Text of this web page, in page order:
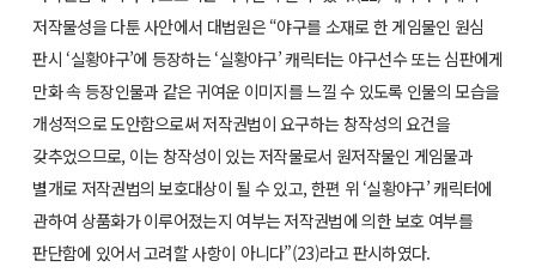
저작물성을 다툰 사안에서 대법원은 “야구를 소재로 한 게임물인 원심
판시 ‘실황야구’에 등장하는 ‘실황야구’ 캐릭터는 야구선수 또는 심판에게
만화 속 등장인물과 같은 귀여운 이미지를 느낄 수 있도록 인물의 모습을
개성적으로 도안함으로써 저작권법이 요구하는 창작성의 요건을
갖추었으므로, 이는 창작성이 있는 저작물로서 원저작물인 게임물과
별개로 저작권법의 보호대상이 될 수 있고, 한편 위 ‘실황야구’ 캐릭터에
관하여 상품화가 이루어졌는지 여부는 저작권법에 의한 보호 여부를
판단함에 있어서 고려할 사항이 아니다”(23)라고 판시하였다.